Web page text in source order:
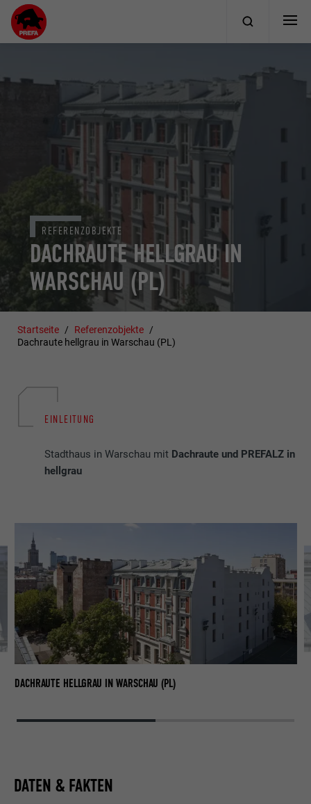
DACHRAUTE HELLGRAU IN
WARSCHAU (PL)
REFERENZOBJEKTE
Startseite
Referenzobjekte
Dachraute hellgrau in Warschau (PL)
EINLEITUNG
Stadthaus in Warschau mit Dachraute und PREFALZ in
hellgrau
DACHRAUTE HELLGRAU IN WARSCHAU (PL)
DATEN & FAKTEN